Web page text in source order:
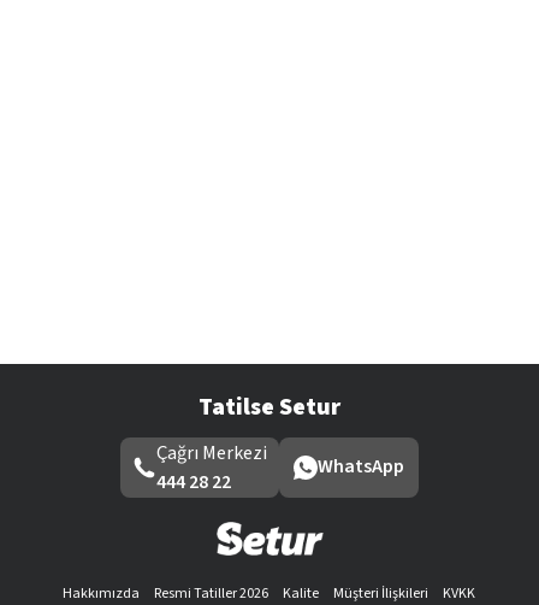
Tatilse Setur
Çağrı Merkezi
444 28 22
WhatsApp
Hakkımızda Resmi Tatiller 2026 Kalite Müşteri İlişkileri
KVKK